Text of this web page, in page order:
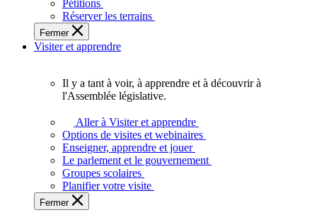
l'Assemblée
a
besoin
de
Pétitions
Réserver les terrains
Fermer
Visiter et apprendre
voir,
apprendre
et
à
Il y a tant à voir, à apprendre et à découvrir à
l'Assemblée législative.
Aller à Visiter et apprendre
Options de visites et webinaires
Enseigner, apprendre et jouer
Le parlement et le gouvernement
Groupes scolaires
Planifier votre visite
Fermer